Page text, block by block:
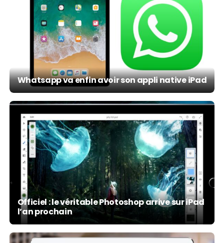
Whatsapp va enfin avoir son appli native iPad
Officiel : le véritable Photoshop arrive sur iPad
l’an prochain